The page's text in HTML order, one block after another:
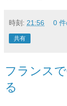
時刻: 21:56 0
共有
フランス
る